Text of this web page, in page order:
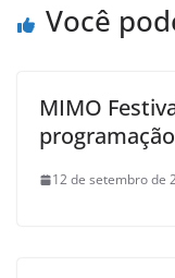
Você
MIMO
12 de setembro de